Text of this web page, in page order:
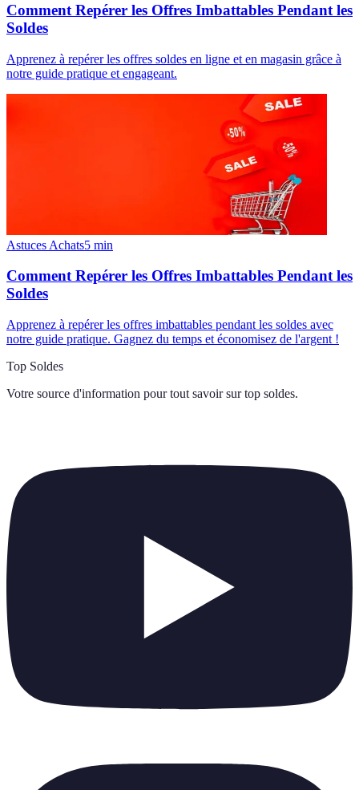
Comment Repérer les Offres Imbattables Pendant les
Soldes
Apprenez à repérer les offres soldes en ligne et en magasin grâce à
notre guide pratique et engageant.
Astuces Achats5 min
Comment Repérer les Offres Imbattables Pendant les
Soldes
Apprenez à repérer les offres imbattables pendant les soldes avec
notre guide pratique. Gagnez du temps et économisez de l'argent !
Top Soldes
Votre source d'information pour tout savoir sur top soldes.